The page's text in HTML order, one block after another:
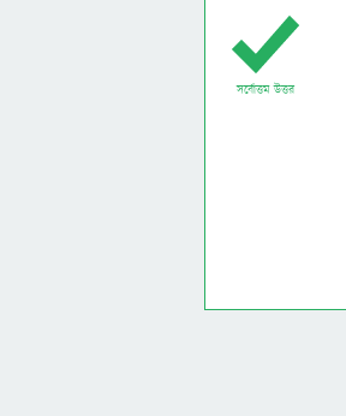
সর্বোত্তম উত্তর